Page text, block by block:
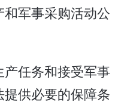
军事采购活动公
任务和接受军事
供必要的保障条